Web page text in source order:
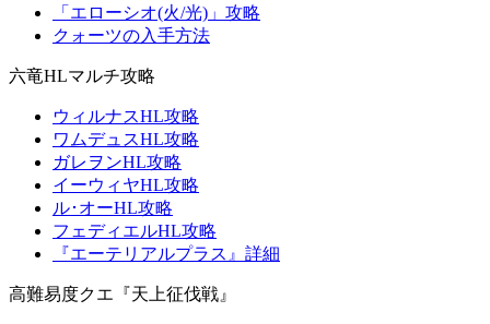
「エローシオ(火/光)」攻略
クォーツの入手方法
六竜HLマルチ攻略
ウィルナスHL攻略
ワムデュスHL攻略
ガレヲンHL攻略
イーウィヤHL攻略
ル･オーHL攻略
フェディエルHL攻略
『エーテリアルプラス』詳細
高難易度クエ『天上征伐戦』